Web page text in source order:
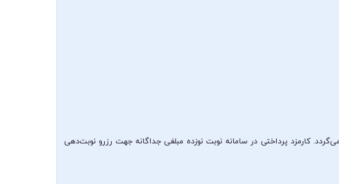
کارمزد پرداختی در سامانه نوبت نوزده مبلغی جداگانه جهت رزرو نوبت‌دهی